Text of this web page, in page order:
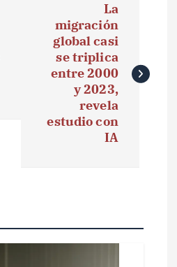
La
migración
global casi
se triplica
entre 2000
y 2023,
revela
estudio con
IA